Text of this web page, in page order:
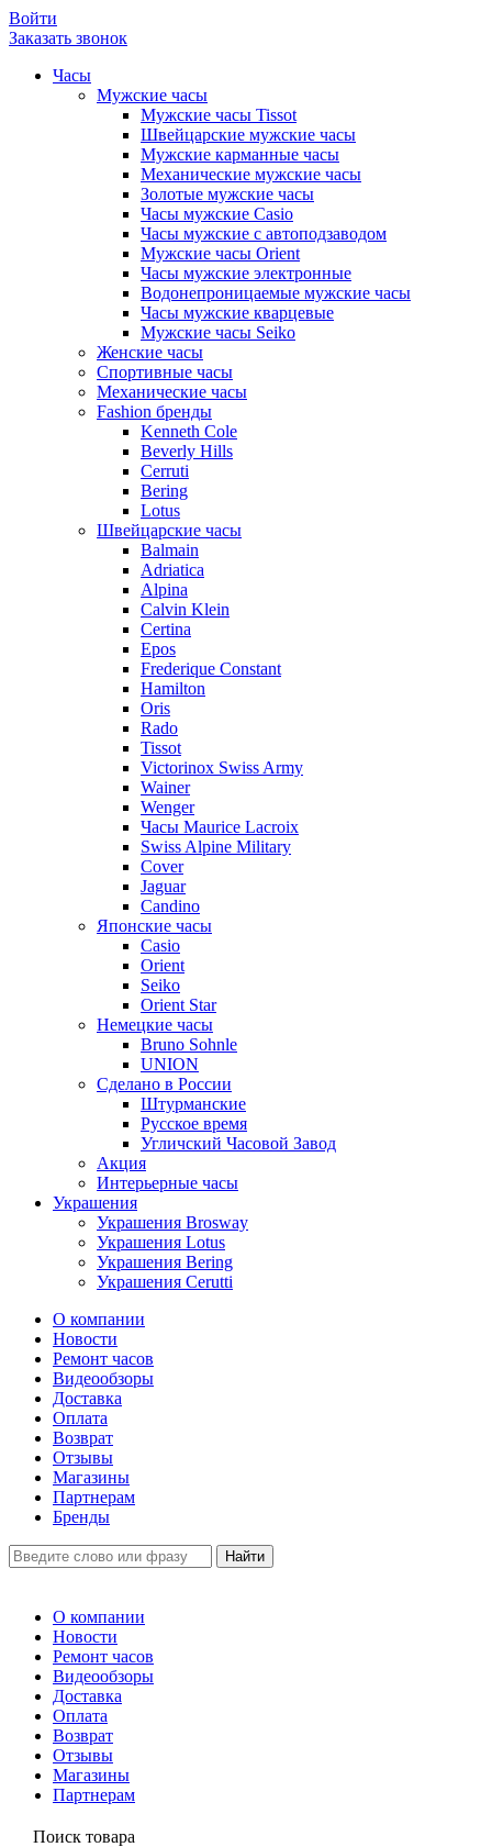
Войти
Заказать звонок
Часы
Мужские часы
Мужские часы Tissot
Швейцарские мужские часы
Мужские карманные часы
Механические мужские часы
Золотые мужские часы
Часы мужские Casio
Часы мужские с автоподзаводом
Мужские часы Orient
Часы мужские электронные
Водонепроницаемые мужские часы
Часы мужские кварцевые
Мужские часы Seiko
Женские часы
Спортивные часы
Механические часы
Fashion бренды
Kenneth Cole
Beverly Hills
Cerruti
Bering
Lotus
Швейцарские часы
Balmain
Adriatica
Alpina
Calvin Klein
Certina
Epos
Frederique Constant
Hamilton
Oris
Rado
Tissot
Victorinox Swiss Army
Wainer
Wenger
Часы Maurice Lacroix
Swiss Alpine Military
Cover
Jaguar
Candino
Японские часы
Casio
Orient
Seiko
Orient Star
Немецкие часы
Bruno Sohnle
UNION
Сделано в России
Штурманские
Русское время
Угличский Часовой Завод
Акция
Интерьерные часы
Украшения
Украшения Brosway
Украшения Lotus
Украшения Bering
Украшения Cerutti
О компании
Новости
Ремонт часов
Видеообзоры
Доставка
Оплата
Возврат
Отзывы
Магазины
Партнерам
Бренды
О компании
Новости
Ремонт часов
Видеообзоры
Доставка
Оплата
Возврат
Отзывы
Магазины
Партнерам
Поиск товара